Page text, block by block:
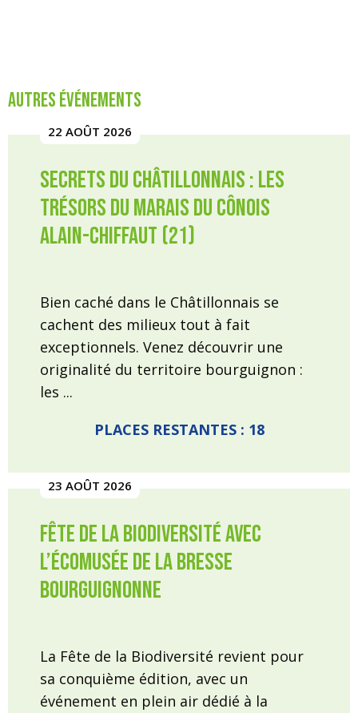
Autres événements
22 AOÛT 2026
Secrets du Châtillonnais : Les
trésors du marais du Cônois
Alain-Chiffaut (21)
Bien caché dans le Châtillonnais se
cachent des milieux tout à fait
exceptionnels. Venez découvrir une
originalité du territoire bourguignon :
les ...
PLACES RESTANTES : 18
23 AOÛT 2026
Fête de la Biodiversité avec
l’écomusée de la Bresse
Bourguignonne
La Fête de la Biodiversité revient pour
sa conquième édition, avec un
événement en plein air dédié à la